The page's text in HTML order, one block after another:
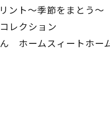
ント～季節をまとう～
レクション
ホームスィートホー